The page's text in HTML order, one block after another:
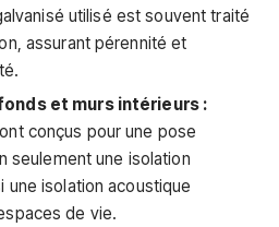
utilisé est souvent traité
assurant pérennité et
et murs intérieurs :
conçus pour une pose
seulement une isolation
une isolation acoustique
de vie.